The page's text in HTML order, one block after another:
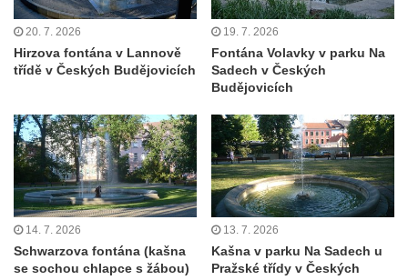
terasní zdí v zámeckém parku v
Libochovicích
Kašna pod jižní terasní zdí v zámeckém
Kašna na severním nádvoří zámku v
Libochovicích
Kašna na Mírovém náměstí u kostela
svatého Václava v Budyni nad Ohří
Kašna na Říhovo náměstí v Budyni nad
Ohří
20. 7. 2026
Hirzova fontána v Lannově
třídě v Českých Budějovicích
19. 7. 2026
Fontána Volavky v parku Na
Sadech v Českých
Budějovicích
14. 7. 2026
Schwarzova fontána (kašna
se sochou chlapce s žábou)
13. 7. 2026
Kašna v parku Na Sadech u
Pražské třídy v Českých